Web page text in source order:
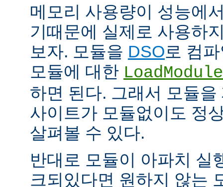
메모리 사용량이 성능에
기때문에 실제로 사용하
보자. 모듈을 DSO로 컴
모듈에 대한 LoadModule
하면 된다. 그래서 모듈
사이트가 모듈없이도 정
살펴볼 수 있다.
반대로 모듈이 아파치 실
크되있다면 원하지 않는